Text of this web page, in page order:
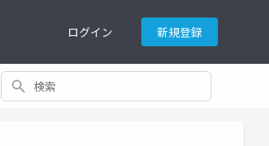
ログイン 新規登録
検索